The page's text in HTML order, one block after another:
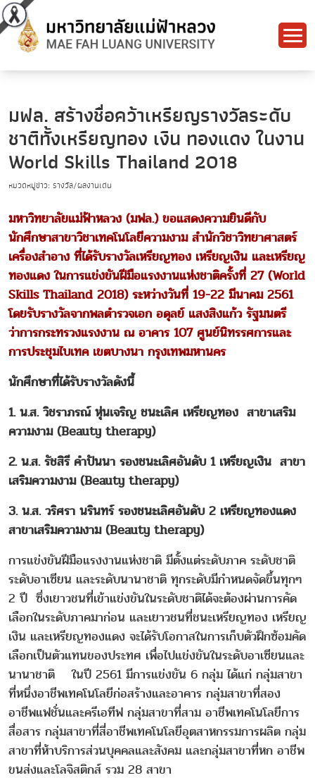
มฟล. สร้างชื่อคว้าเหรียญรางวัลระดับ
ชาติทั้งเหรียญทอง เงิน ทองแดง ในงาน
World Skills Thailand 2018
หมวดหมู่ข่าว: รางวัล/ผลงานเด่น
มหาวิทยาลัยแม่ฟ้าหลวง (มฟล.) ขอแสดงความยินดีกับ
นักศึกษาสาขาวิชาเทคโนโลยีความงาม สำนักวิชาวิทยาศาสตร์
เครื่องสำอาง ที่ได้รับรางวัลเหรียญทอง เหรียญเงิน และเหรียญ
ทองแดง ในการแข่งขันฝีมือแรงงานแห่งชาติครั้งที่ 27 (World
Skills Thailand 2018) ระหว่างวันที่ 19-22 มีนาคม 2561
โดยรับรางวัลจากพลตำรวจเอก อดุลย์ แสงสิงแก้ว รัฐมนตรี
ว่าการกระทรวงแรงงาน ณ อาคาร 107 ศูนย์นิทรรศการและ
การประชุมไบเทค เขตบางนา กรุงเทพมหานคร
นักศึกษาที่ได้รับรางวัลดังนี้
1. น.ส. วิชราภรณ์ หุ่นเจริญ ชนะเลิศ เหรียญทอง สาขาเสริม
ความงาม (Beauty therapy)
2. น.ส. รัชสิรี คำปันนา รองชนะเลิศอันดับ 1 เหรียญเงิน สาขา
เสริมความงาม (Beauty therapy)
3. น.ส. วริศรา นรินทร์ รองชนะเลิศอันดับ 2 เหรียญทองแดง
สาขาเสริมความงาม (Beauty therapy)
การแข่งขันฝีมือแรงงานแห่งชาติ มีตั้งแต่ระดับภาค ระดับชาติ
ระดับอาเซียน และระดับนานาชาติ ทุกระดับมีกำหนดจัดขึ้นทุกๆ
2 ปี ซึ่งเยาวชนที่เข้าแข่งขันในระดับชาติได้จะต้องผ่านการคัด
เลือกในระดับภาคมาก่อน และเยาวชนที่ชนะเหรียญทอง เหรียญ
เงิน และเหรียญทองแดง จะได้รับโอกาสในการเก็บตัวฝึกซ้อมคัด
เลือกเป็นตัวแทนของประทศ เพื่อไปแข่งขันในระดับอาเซียนและ
นานาชาติ ในปี 2561 มีการแข่งขัน 6 กลุ่ม ได้แก่ กลุ่มสาขา
ที่หนึ่งอาชีพเทคโนโลยีก่อสร้างและอาคาร กลุ่มสาขาที่สอง
อาชีพแฟชั่นและครีเอทีฟ กลุ่มสาขาที่สาม อาชีพเทคโนโลยีการ
สื่อสาร กลุ่มสาขาที่สี่อาชีพเทคโนโลยีอุตสาหกรรมการผลิต กลุ่ม
สาขาที่ห้าบริการส่วนบุคคลและสังคม และกลุ่มสาขาที่หก อาชีพ
ขนส่งและโลจิสติกส์ รวม 28 สาขา